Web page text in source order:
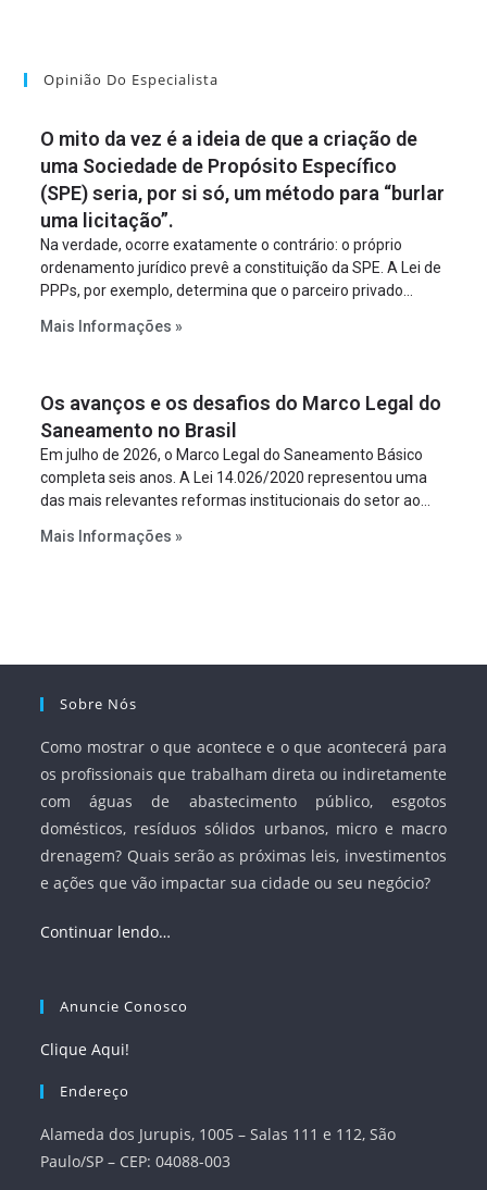
Opinião Do Especialista
O mito da vez é a ideia de que a criação de
uma Sociedade de Propósito Específico
(SPE) seria, por si só, um método para “burlar
uma licitação”.
Na verdade, ocorre exatamente o contrário: o próprio
ordenamento jurídico prevê a constituição da SPE. A Lei de
PPPs, por exemplo, determina que o parceiro privado
empreendimento. Ou seja, a suposta “fraude à licitação” é
projeto a projeto.
Mais Informações »
Os avanços e os desafios do Marco Legal do
Saneamento no Brasil
Em julho de 2026, o Marco Legal do Saneamento Básico
completa seis anos. A Lei 14.026/2020 representou uma
das mais relevantes reformas institucionais do setor ao
serviços, ampliar a participação da iniciativa privada,
Mais Informações »
Sobre Nós
Como mostrar o que acontece e o que acontecerá para
os profissionais que trabalham direta ou indiretamente
com águas de abastecimento público, esgotos
domésticos, resíduos sólidos urbanos, micro e macro
drenagem? Quais serão as próximas leis, investimentos
e ações que vão impactar sua cidade ou seu negócio?
Continuar lendo…
Anuncie Conosco
Clique Aqui!
Endereço
Alameda dos Jurupis, 1005 – Salas 111 e 112, São
Paulo/SP – CEP: 04088-003